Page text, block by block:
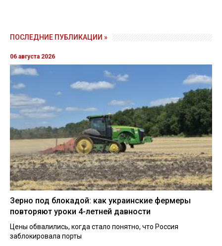
ПОСЛЕДНИЕ ПУБЛИКАЦИИ »
06 августа 2026
Зерно под блокадой: как украинские фермеры
повторяют уроки 4-летней давности
Цены обвалились, когда стало понятно, что Россия
заблокировала порты